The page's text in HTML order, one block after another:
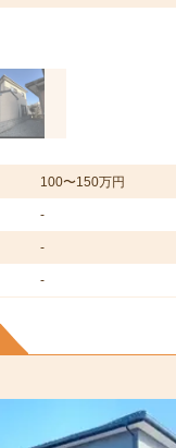
100〜150万円
-
-
-